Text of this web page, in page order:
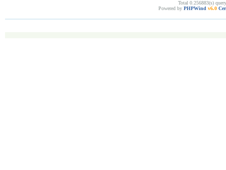
Total 0.256883(s)
Powered by PHPWind v6.0